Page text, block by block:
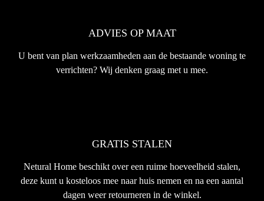
ADVIES OP MAAT
U bent van plan werkzaamheden aan de bestaande woning te
verrichten? Wij denken graag met u mee.
GRATIS STALEN
Netural Home beschikt over een ruime hoeveelheid stalen,
deze kunt u kosteloos mee naar huis nemen en na een aantal
dagen weer retourneren in de winkel.